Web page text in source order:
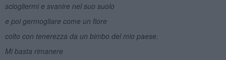
sciogliermi e svanire nel suo suolo
e poi germogliare come un fiore
colto con tenerezza da un bimbo del mio paese.
Mi basta rimanere